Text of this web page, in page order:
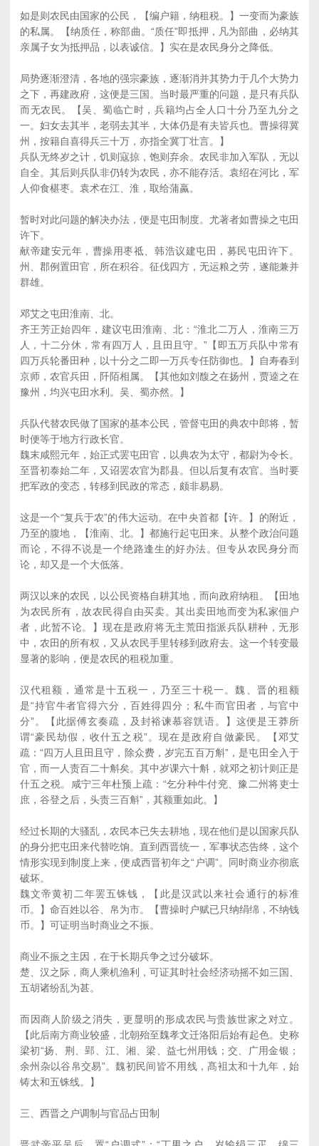
如是则农民由国家的公民，【编户籍，纳租税。】一变而为豪族
的私属。【纳质任，称部曲。“质任”即抵押，凡为部曲，必纳其
亲属子女为抵押品，以表诚信。】实在是农民身分之降低。
局势逐渐澄清，各地的强宗豪族，逐渐消并其势力于几个大势力
之下，再建政府，这便是三国。当时最严重的问题，是只有兵队
而无农民。【吴、蜀临亡时，兵籍均占全人口十分乃至九分之
一。妇女去其半，老弱去其半，大体仍是有夫皆兵也。曹操得冀
州，按籍自喜得兵三十万，亦指全冀丁壮言。】
兵队无终岁之计，饥则寇掠，饱则弃余。农民非加入军队，无以
自全。其后则兵队非仍转为农民，亦不能存活。袁绍在河比，军
人仰食椹枣。袁术在江、淮，取给蒲蠃。
暂时对此问题的解决办法，便是屯田制度。尤著者如曹操之屯田
许下。
献帝建安元年，曹操用枣祗、韩浩议建屯田，募民屯田许下。
州、郡例置田官，所在积谷。征伐四方，无运粮之劳，遂能兼并
群雄。
邓艾之屯田淮南、北。
齐王芳正始四年，建议屯田淮南、北：“淮北二万人，淮南三万
人，十二分休，常有四万人，且田且守。”【即五万兵队中常有
四万兵轮番田种，以十分之二即一万兵专任防御也。】自寿春到
京师，农官兵田，阡陌相属。【其他如刘馥之在扬州，贾逵之在
豫州，均兴屯田水利。吴、蜀亦然。】
兵队代替农民做了国家的基本公民，管督屯田的典农中郎将，暂
时便等于地方行政长官。
魏末咸熙元年，始正式罢屯田官，以典农为太守，都尉为令长。
至晋初泰始二年，又诏罢农官为郡县。但以后复有农官。当时要
把军政的变态，转移到民政的常态，颇非易易。
这是一个“复兵于农”的伟大运动。在中央首都【许。】的附近，
乃至的腹地，【淮南、北。】都施行起屯田来。从整个政治问题
而论，不得不说是一个绝路逢生的好办法。但专从农民身分而
论，却又是一个大低落。
两汉以来的农民，以公民资格自耕其地，而向政府纳租。【田地
为农民所有，故农民得自由买卖。其出卖田地而变为私家佃户
者，此暂不论。】现在是政府将无主荒田指派兵队耕种，无形
中，农田的所有权，又从农民手里转移到政府去。这一个转变最
显著的影响，便是农民的租税加重。
汉代租额，通常是十五税一，乃至三十税一。魏、晋的租额
是“持官牛者官得六分，百姓得四分；私牛而官田者，与官中
分”。【此据傅玄奏疏，及封裕谏慕容皝语。】这便是王莽所
谓“豪民劫假，收什五之税”。现在是政府自做豪民。【邓艾
疏：“四万人且田且守，除众费，岁完五百万斛”，是屯田全入于
官，而一人责百二十斛矣。其中岁课六十斛，就邓之初计则正是
什五之税。咸宁三年杜预上疏：“乞分种牛付兖、豫二州将吏士
庶，谷登之后，头责三百斛”，其额重如此。】
经过长期的大骚乱，农民本已失去耕地，现在他们是以国家兵队
的身分把屯田来代替吃饷。直到西晋统一，军事状态告终，这个
情形实现到制度上来，便成西晋初年之“户调”。同时商业亦彻底
破坏。
魏文帝黄初二年罢五铢钱，【此是汉武以来社会通行的标准
币。】命百姓以谷、帛为市。【曹操时户赋已只纳绢绵，不纳钱
币。】可证明当时商业之不振。
商业不振之主因，在于长期兵争之过分破坏。
楚、汉之际，商人乘机渔利，可证其时社会经济动摇不如三国、
五胡诸纷乱为甚。
而因商人阶级之消失，更显明的形成农民与贵族世家之对立。
【此后南方商业较盛，北朝殆至魏孝文迁洛阳后始有起色。史称
梁初“扬、荆、郢、江、湘、梁、益七州用钱；交、广用金银；
余州杂以谷帛交易”。魏初民间皆不用线，髙袓太和十九年，始
铸太和五铢线。】
三、西晋之户调制与官品占田制